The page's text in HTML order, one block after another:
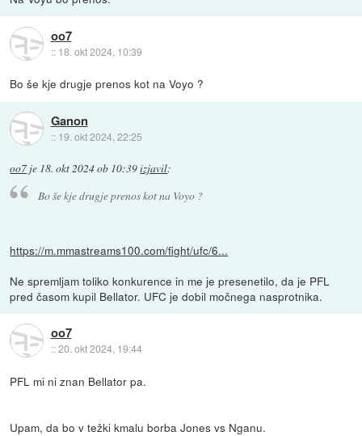
oo7
:: 18. okt 2024, 10:39
Bo še kje drugje prenos kot na Voyo ?
Ganon
:: 19. okt 2024, 22:25
oo7 je 18. okt 2024 ob 10:39izjavil:
Bo še kje drugje prenos kot na Voyo ?
https://m.mmastreams100.com/fight/ufc/6...
Ne spremljam toliko konkurence in me je presenetilo, da je PFL
pred časom kupil Bellator. UFC je dobil močnega nasprotnika.
oo7
::20. okt 2024, 19:44
PFL mi ni znan Bellator pa.
Upam, da bo v težki kmalu borba Jones vs Nganu.